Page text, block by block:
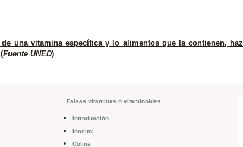
una vitamina específica y lo alimentos que la contienen, haz
Fuente UNED)
Falsas vitaminas o vitaminoides:
Introducción
Inositol
Colina